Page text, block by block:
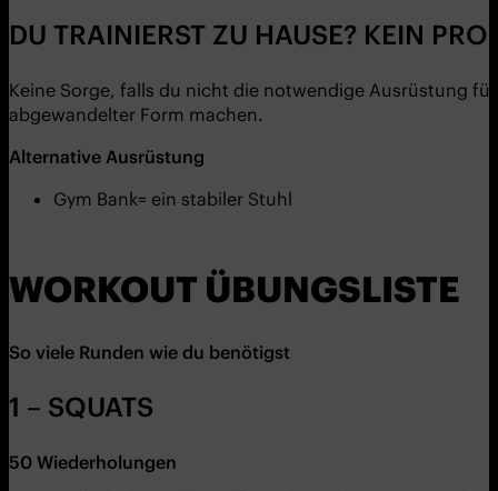
DU TRAINIERST ZU HAUSE? KEIN
Keine Sorge, falls du nicht die notwendige Ausrüstung
abgewandelter Form machen.
Alternative Ausrüstung
Gym Bank= ein stabiler Stuhl
WORKOUT ÜBUNGSLISTE
So viele Runden wie du benötigst
1 – SQUATS
50 Wiederholungen